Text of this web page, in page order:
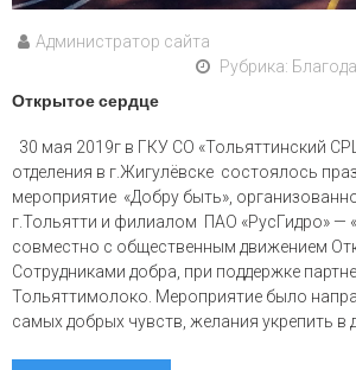
Администратор сайта
Рубрика:
Открытое сердце
30 мая 2019г в ГКУ СО «Тольяттинский
отделения в г.Жигулёвске состоялось
мероприятие «Добру быть»,
г.Тольятти и филиалом ПАО «РусГидро» —
совместно с общественным движением
Сотрудниками добра, при поддержке
Тольяттимолоко. Мероприятие было
самых добрых чувств, желания укрепить в